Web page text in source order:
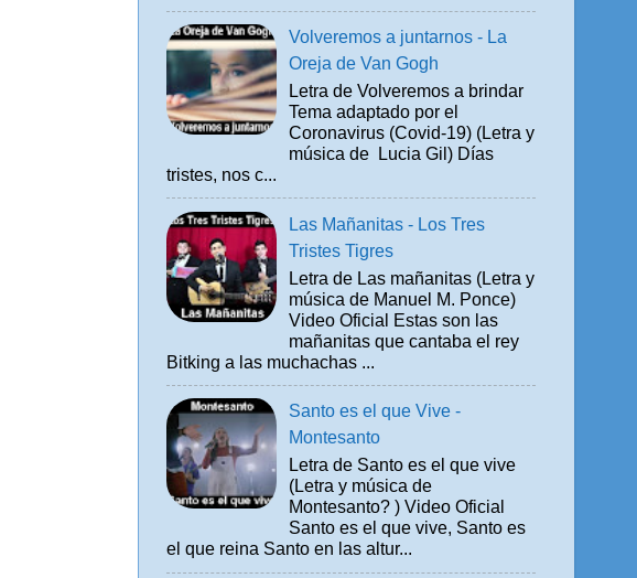
Volveremos a juntarnos - La
Oreja de Van Gogh
Letra de Volveremos a brindar
Tema adaptado por el
Coronavirus (Covid-19) (Letra y
música de Lucia Gil) Días
tristes, nos c...
Las Mañanitas - Los Tres
Tristes Tigres
Letra de Las mañanitas (Letra y
música de Manuel M. Ponce)
Video Oficial Estas son las
mañanitas que cantaba el rey
Bitking a las muchachas ...
Santo es el que Vive -
Montesanto
Letra de Santo es el que vive
(Letra y música de
Montesanto? ) Video Oficial
Santo es el que vive, Santo es
el que reina Santo en las altur...